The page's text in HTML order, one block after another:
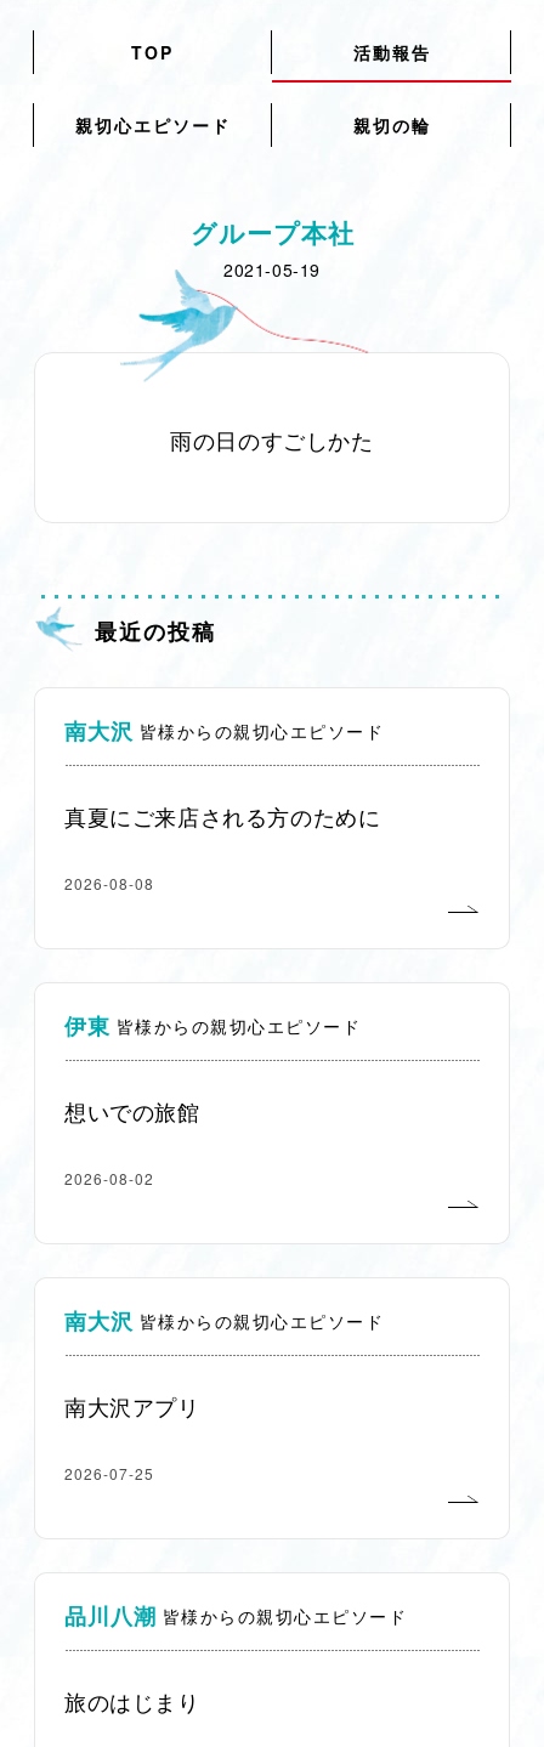
TOP 活動報告
親切心エピソード 親切の輪
グループ本社
2021-05-19
雨の日のすごしかた
最近の投稿
南大沢 皆様からの親切心エピソード
真夏にご来店される方のために
2026-08-08
伊東 皆様からの親切心エピソード
想いでの旅館
2026-08-02
南大沢 皆様からの親切心エピソード
南大沢アプリ
2026-07-25
品川八潮 皆様からの親切心エピソード
旅のはじまり